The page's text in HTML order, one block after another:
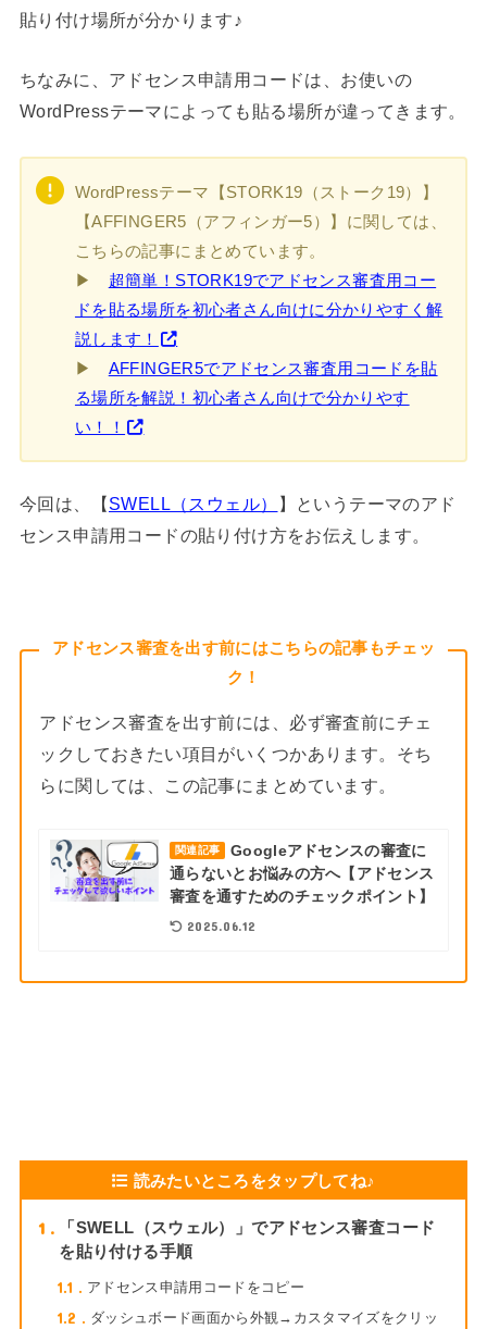
貼り付け場所が分かります♪
ちなみに、アドセンス申請用コードは、お使いの
WordPressテーマによっても貼る場所が違ってきます。
WordPressテーマ【STORK19（ストーク19）】
【AFFINGER5（アフィンガー5）】に関しては、
こちらの記事にまとめています。
▶︎ 超簡単！STORK19でアドセンス審査用コー
ドを貼る場所を初心者さん向けに分かりやすく解
説します！
▶︎ AFFINGER5でアドセンス審査用コードを貼
る場所を解説！初心者さん向けで分かりやす
い！！
今回は、【SWELL（スウェル）
】というテーマのアド
センス申請用コードの貼り付け方をお伝えします。
アドセンス審査を出す前にはこちらの記事もチェッ
ク！
アドセンス審査を出す前には、必ず審査前にチェ
ックしておきたい項目がいくつかあります。そち
らに関しては、この記事にまとめています。
関連記事
Googleアドセンスの審査に
通らないとお悩みの方へ【アドセンス
審査を通すためのチェックポイント】
2025.06.12
読みたいところをタップしてね♪
1
「SWELL（スウェル）」でアドセンス審査コード
を貼り付ける手順
1.1 アドセンス申請用コードをコピー
1.2
ダッシュボード画面から外観→カスタマイズをクリッ